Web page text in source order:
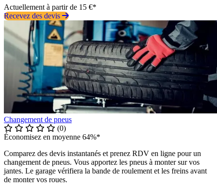
Actuellement à partir de 15 €*
Recevez des devis
Changement de pneus
(0)
Économisez en moyenne 64%*
Comparez des devis instantanés et prenez RDV en ligne pour un
changement de pneus. Vous apportez les pneus à monter sur vos
jantes. Le garage vérifiera la bande de roulement et les freins avant
de monter vos roues.